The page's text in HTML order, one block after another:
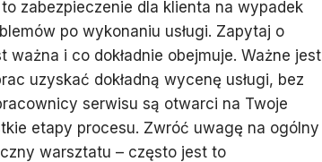
zabezpieczenie dla klienta na wypadek
po wykonaniu usługi. Zapytaj o
ważna i co dokładnie obejmuje. Ważne jest
uzyskać dokładną wycenę usługi, bez
serwisu są otwarci na Twoje
etapy procesu. Zwróć uwagę na ogólny
warsztatu – często jest to